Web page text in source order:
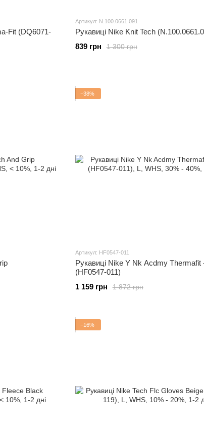
Fit (DQ6071-
Артикул: N.100.0661.091
Рукавиці Nike Knit Tech
1 300 грн
839 грн
−38%
Артикул: HF0547-011
Рукавиці Nike Y Nk Acdmy Thermafit
(HF0547-011)
1 872 грн
1 159 грн
−16%